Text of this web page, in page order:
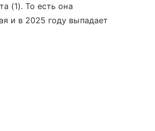
(1). То есть она
и в 2025 году выпадает